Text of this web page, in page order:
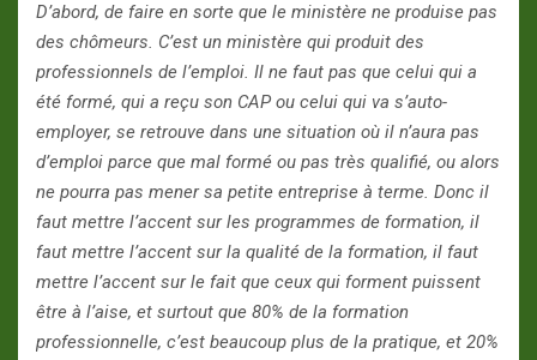
D’abord, de faire en sorte que le ministère ne produise pas
des chômeurs. C’est un ministère qui produit des
professionnels de l’emploi. Il ne faut pas que celui qui a
été formé, qui a reçu son CAP ou celui qui va s’auto-
employer, se retrouve dans une situation où il n’aura pas
d’emploi parce que mal formé ou pas très qualifié, ou alors
ne pourra pas mener sa petite entreprise à terme. Donc il
faut mettre l’accent sur les programmes de formation, il
faut mettre l’accent sur la qualité de la formation, il faut
mettre l’accent sur le fait que ceux qui forment puissent
être à l’aise, et surtout que 80% de la formation
professionnelle, c’est beaucoup plus de la pratique, et 20%